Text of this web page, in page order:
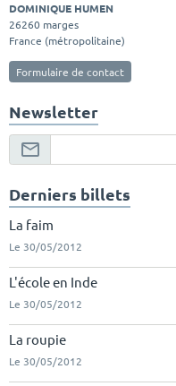
DOMINIQUE HUMEN
26260 marges
France (métropolitaine)
Formulaire de contact
Newsletter
Derniers billets
La faim
Le 30/05/2012
L'école en Inde
Le 30/05/2012
La roupie
Le 30/05/2012